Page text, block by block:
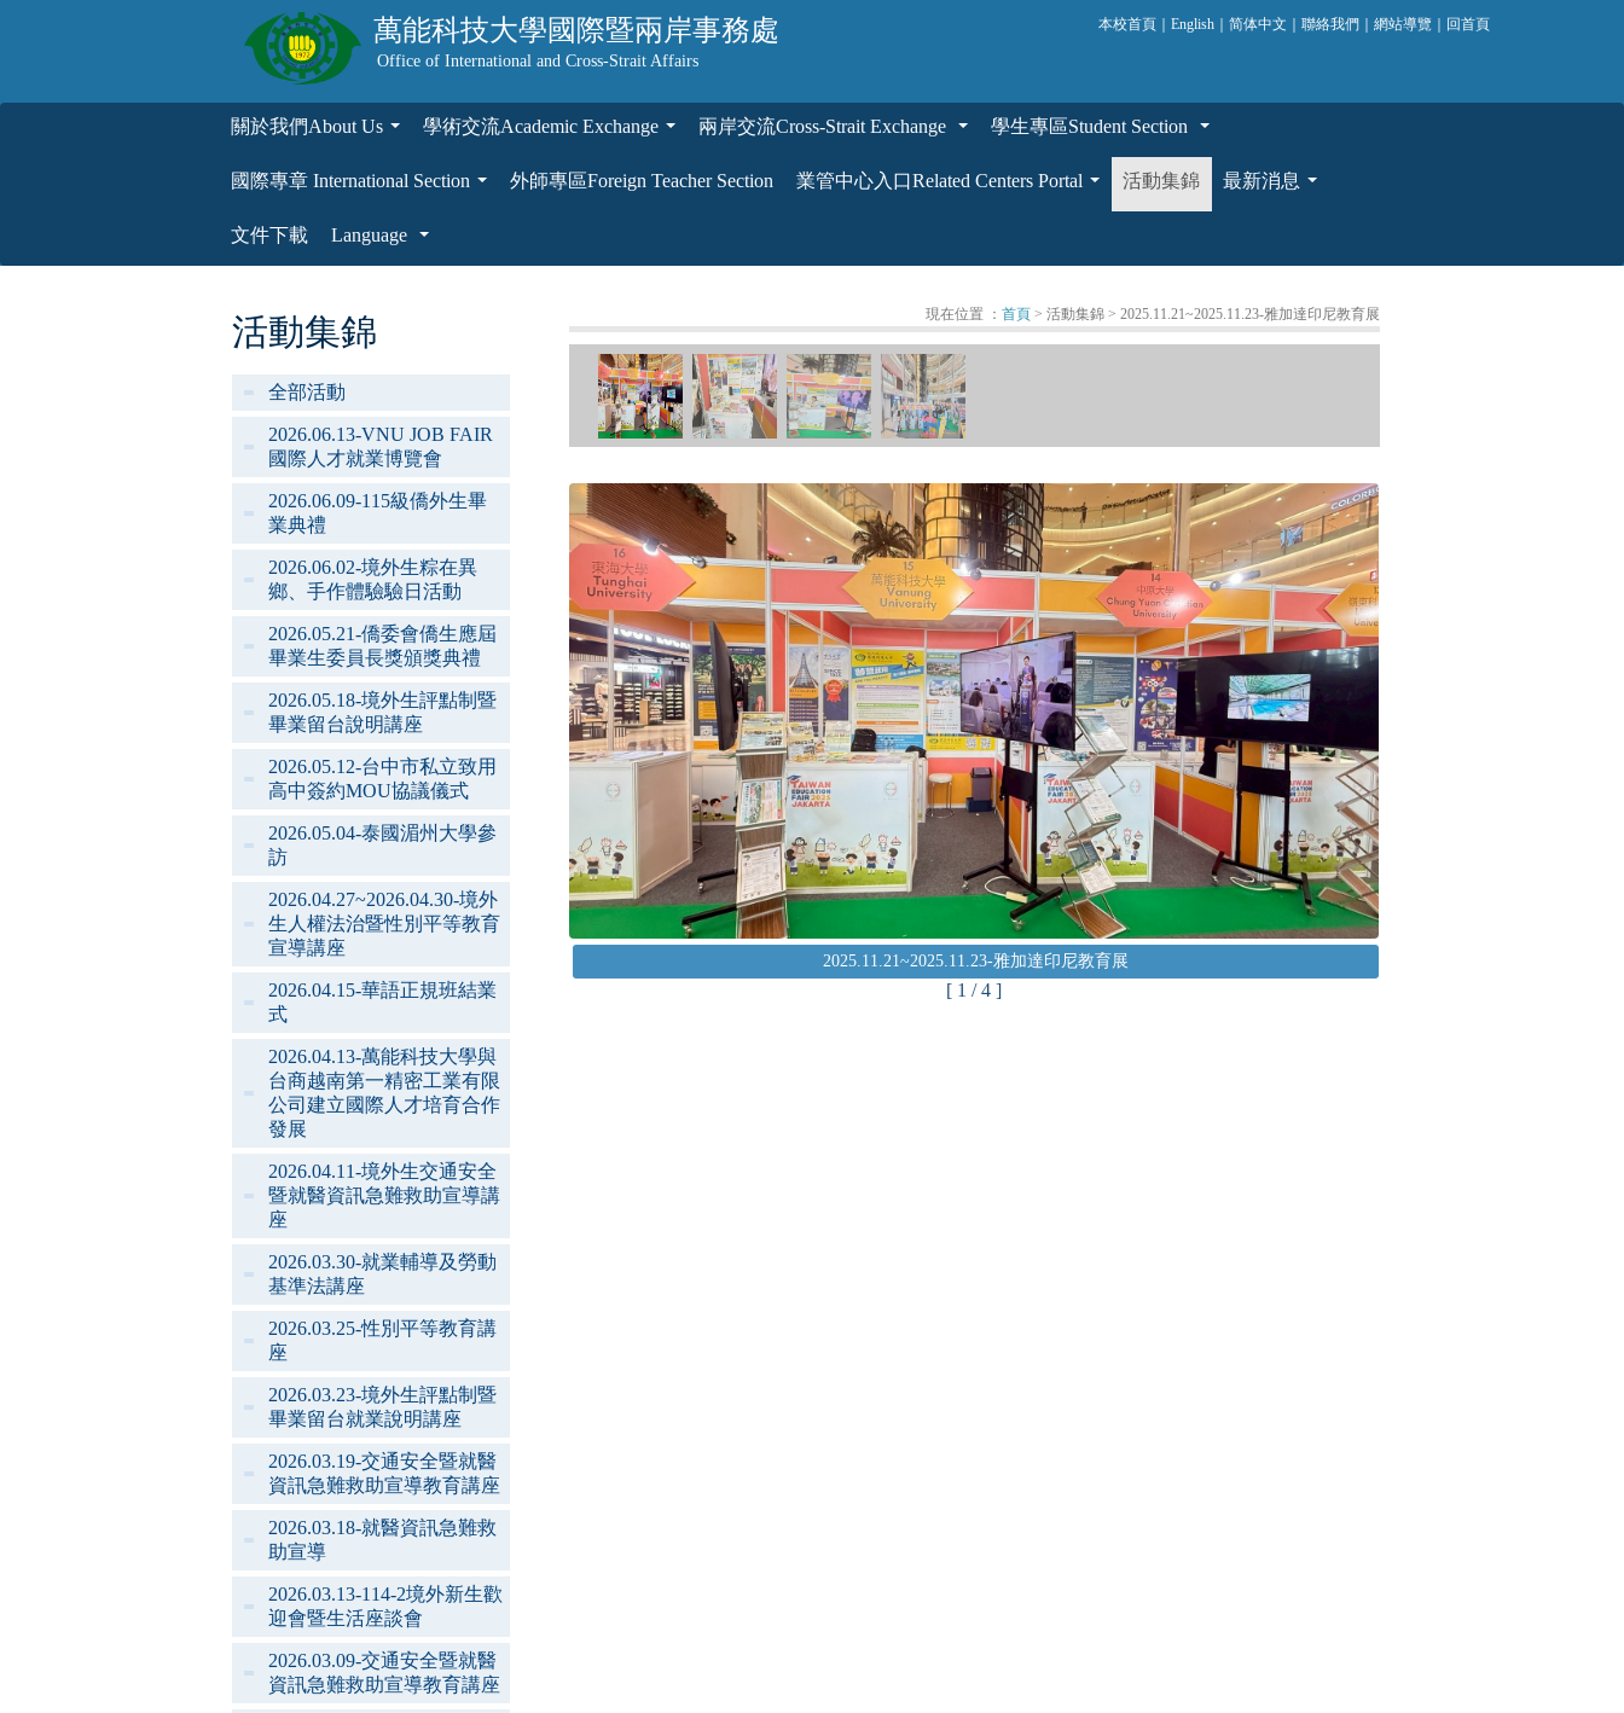
萬能科技大學國際暨兩岸事務處
Office of International and Cross-Strait Affairs
本校首頁 ｜English ｜简体中文 ｜聯絡我們 ｜網站導覽 回首頁
關於我們About Us 學術交流Academic Exchange 兩岸交流Cross-Strait Exchange 學生專區Student Section
國際專章 International Section
外師專區Foreign Teacher Section 業管中心入口Related Centers Portal 活動集錦 最新消息
文件下載
Language
活動集錦
全部活動
2026.06.13-VNU JOB FAIR
國際人才就業博覽會
2026.06.09-115級僑外生畢
業典禮
2026.06.02-境外生粽在異
鄉、手作體驗驗日活動
2026.05.21-僑委會僑生應屆
畢業生委員長獎頒獎典禮
2026.05.18-境外生評點制暨
畢業留台說明講座
2026.05.12-台中市私立致用
高中簽約MOU協議儀式
2026.05.04-泰國湄州大學參
訪
2026.04.27~2026.04.30-境外
生人權法治暨性別平等教育
宣導講座
2026.04.15-華語正規班結業
式
2026.04.13-萬能科技大學與
台商越南第一精密工業有限
公司建立國際人才培育合作
發展
2026.04.11-境外生交通安全
暨就醫資訊急難救助宣導講
座
2026.03.30-就業輔導及勞動
基準法講座
2026.03.25-性別平等教育講
座
2026.03.23-境外生評點制暨
畢業留台就業說明講座
2026.03.19-交通安全暨就醫
資訊急難救助宣導教育講座
2026.03.18-就醫資訊急難救
助宣導
2026.03.13-114-2境外新生歡
迎會暨生活座談會
2026.03.09-交通安全暨就醫
資訊急難救助宣導教育講座
現在位置 ： 首頁 > 活動集錦 > 2025.11.21~2025.11.23-雅加達印尼教育展
2025.11.21~2025.11.23-雅加達印尼教育展
[ 2 / 4 ]